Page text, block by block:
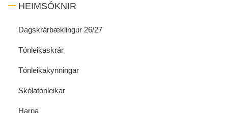
HEIMSÓKNIR
Dagskrárbæklingur 26/27
Tónleikaskrár
Tónleikakynningar
Skólatónleikar
Harpa